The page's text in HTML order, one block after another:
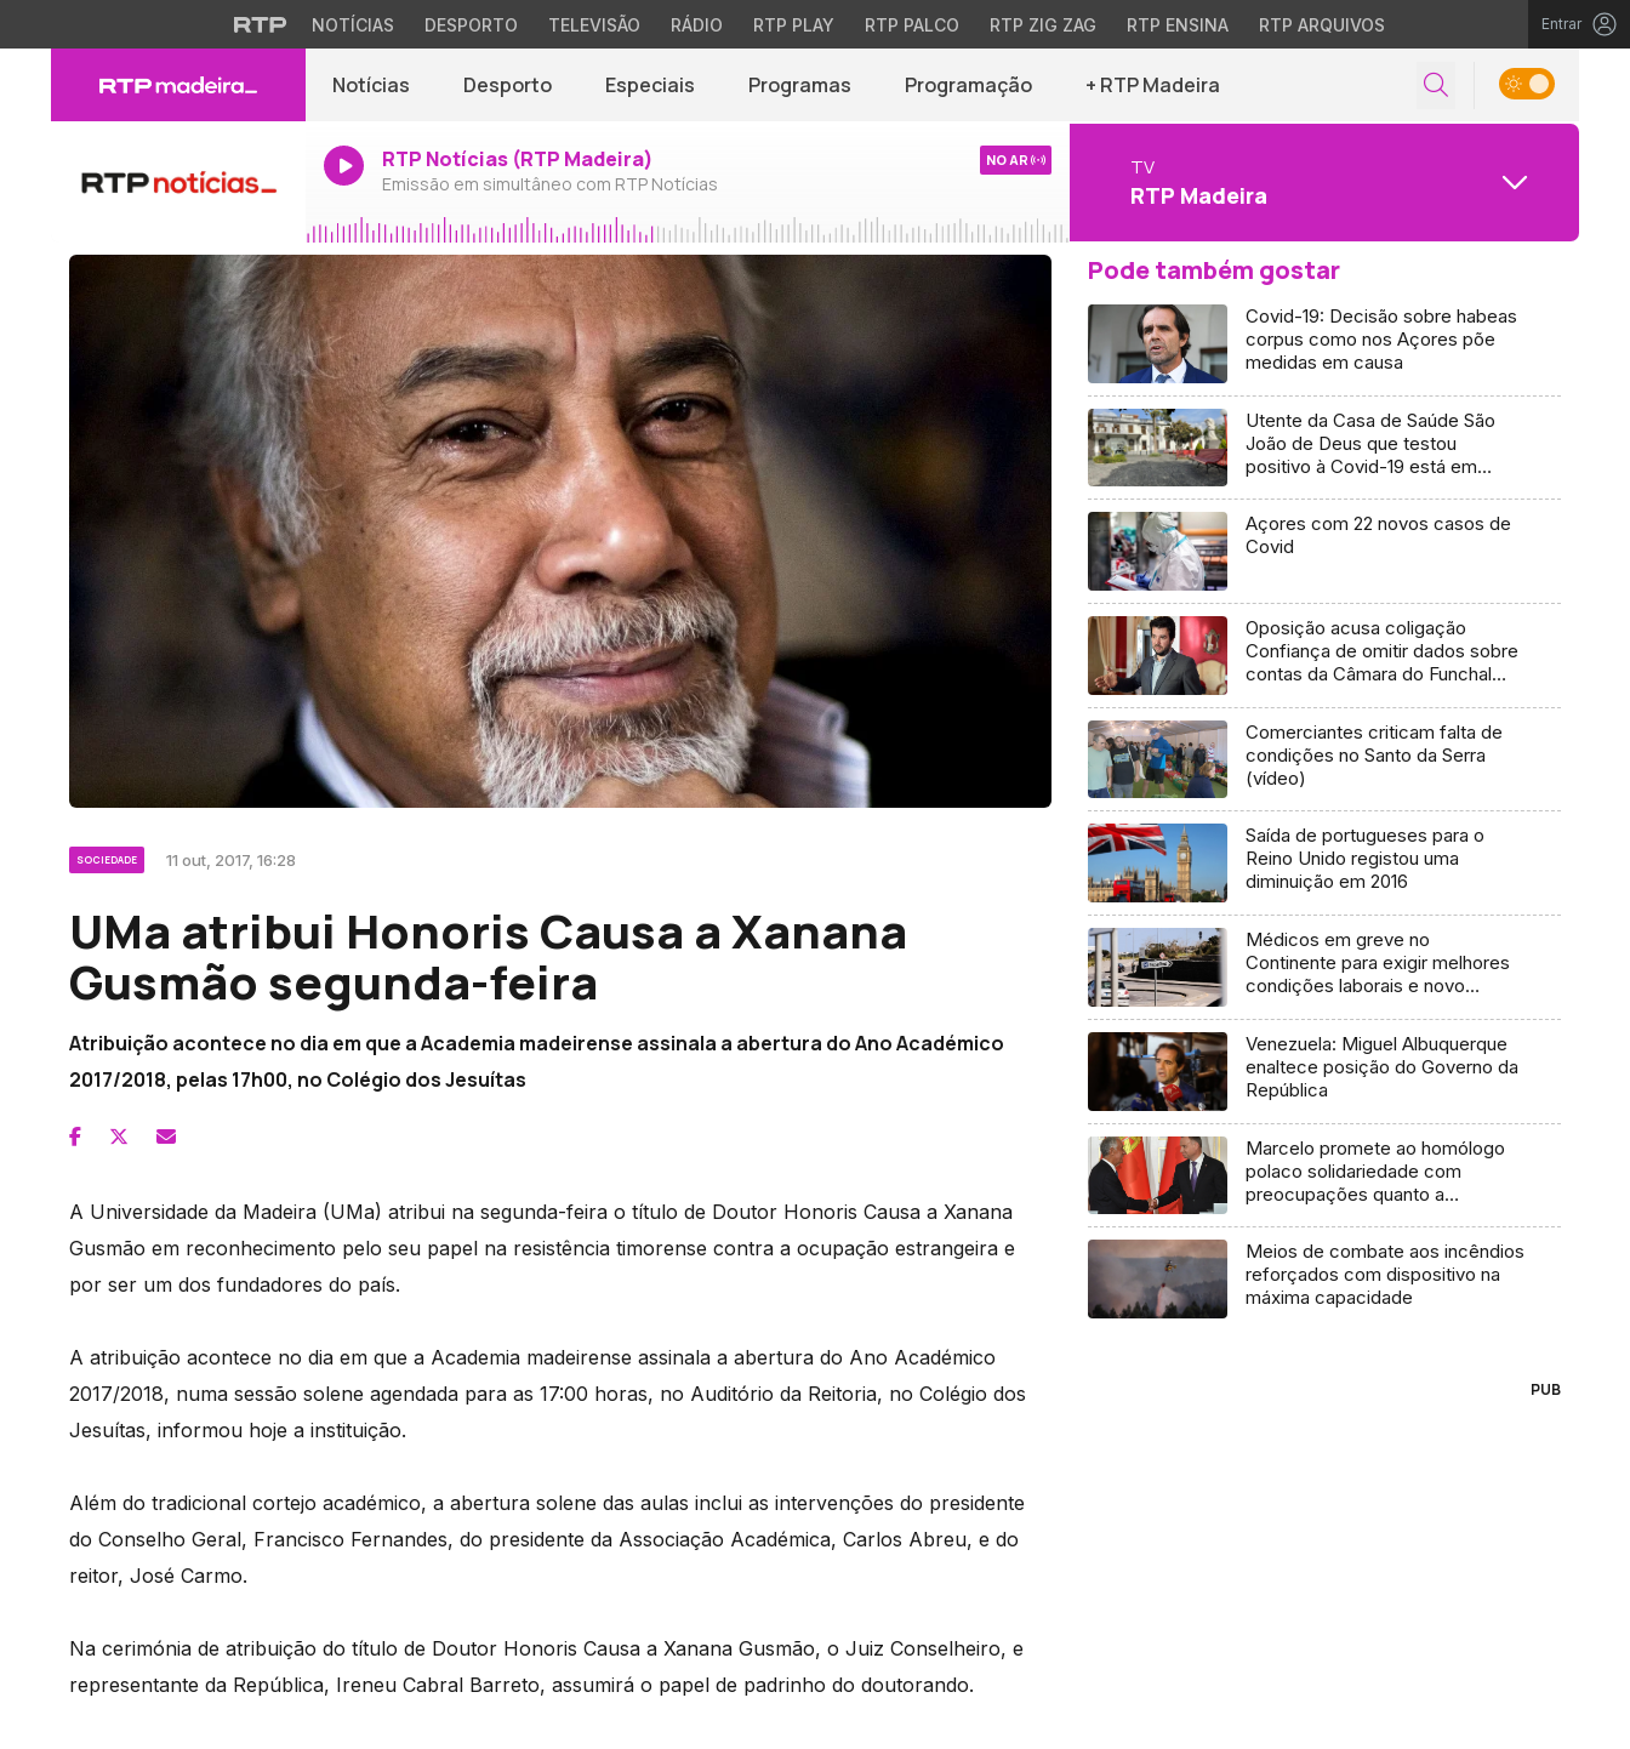
NOTÍCIAS DESPORTO TELEVISÃO RÁDIO RTP PLAY RTP PALCO RTP ZIG ZAG RTP ENSINA RTP ARQUIVOS Entrar
Notícias Desporto Especiais Programas Programação + RTP Madeira
RTP Notícias (RTP Madeira)
Emissão em simultâneo com RTP Notícias
NO AR TV
RTP Madeira
SOCIEDADE 11 out, 2017, 16:28
UMa atribui Honoris Causa a Xanana
Gusmão segunda-feira
Atribuição acontece no dia em que a Academia madeirense assinala a abertura do Ano Académico
2017/2018, pelas 17h00, no Colégio dos Jesuítas
A Universidade da Madeira (UMa) atribui na segunda-feira o título de Doutor Honoris Causa a Xanana
Gusmão em reconhecimento pelo seu papel na resistência timorense contra a ocupação estrangeira e
por ser um dos fundadores do país.
A atribuição acontece no dia em que a Academia madeirense assinala a abertura do Ano Académico
2017/2018, numa sessão solene agendada para as 17:00 horas, no Auditório da Reitoria, no Colégio dos
Jesuítas, informou hoje a instituição.
Além do tradicional cortejo académico, a abertura solene das aulas inclui as intervenções do presidente
do Conselho Geral, Francisco Fernandes, do presidente da Associação Académica, Carlos Abreu, e do
reitor, José Carmo.
Na cerimónia de atribuição do título de Doutor Honoris Causa a Xanana Gusmão, o Juiz Conselheiro, e
representante da República, Ireneu Cabral Barreto, assumirá o papel de padrinho do doutorando.
Pode também gostar
Covid-19: Decisão sobre habeas
corpus como nos Açores põe
medidas em causa
Utente da Casa de Saúde São
João de Deus que testou
positivo à Covid-19 está em
Açores com 22 novos casos de
Covid
Oposição acusa coligação
Confiança de omitir dados sobre
contas da Câmara do Funchal
Comerciantes criticam falta de
condições no Santo da Serra
(vídeo)
Saída de portugueses para o
Reino Unido registou uma
diminuição em 2016
Médicos em greve no
Continente para exigir melhores
condições laborais e novo
Venezuela: Miguel Albuquerque
enaltece posição do Governo da
República
Marcelo promete ao homólogo
polaco solidariedade com
preocupações quanto a
Meios de combate aos incêndios
reforçados com dispositivo na
máxima capacidade
PUB